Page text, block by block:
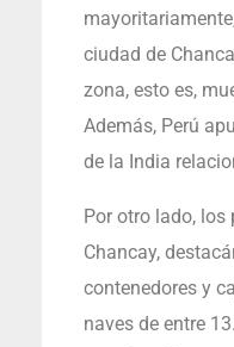
ciudad de
zona, esto es,
Además, Perú
de la India
Por otro lado,
Chancay,
contenedores y
naves de entre